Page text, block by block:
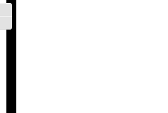
Schrift vergrößern